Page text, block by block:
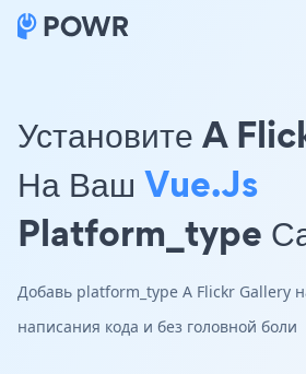
Установите A
На Ваш Vue.js
Platform_type
Добавь platform_type A Flickr Gallery
написания кода и без головной боли